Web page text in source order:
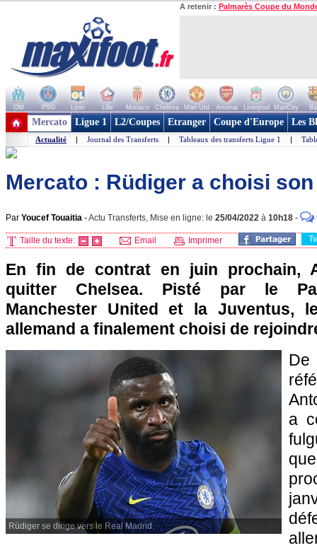
A retenir : Palmarès Coupe du
OM PSG Lyon Lille Monaco Chelsea Man Utd Arsenal Liverpool ManCity
+ de clubs
Mercato Ligue 1 L2/Coupes Etranger Coupe d'Europe Les
Actualité | Journal des Transferts | Tableaux des transferts Ligue 1 |
Mercato : Rüdiger a choisi
Par Youcef Touaitia -Actu Transferts, Mise en ligne: le 25/04/2022 à 10h18 -
Taille du texte: Email Imprimer
En fin de contrat en juin prochain,
quitter Chelsea. Pisté par le
Manchester United et la Juventus,
allemand a finalement choisi de
Rüdiger se dirige vers le Real Madrid.
a